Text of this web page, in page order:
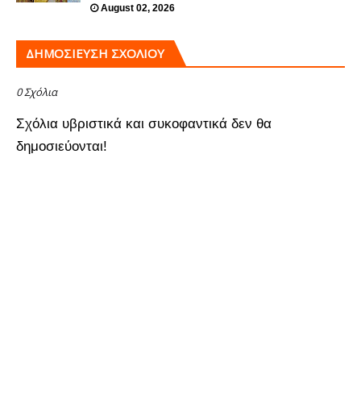
August 02, 2026
ΔΗΜΟΣΊΕΥΣΗ ΣΧΟΛΊΟΥ
0 Σχόλια
Σχόλια υβριστικά και συκοφαντικά δεν θα
δημοσιεύονται!